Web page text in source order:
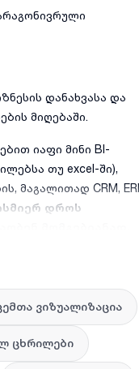
დანახვასა და
მიღებაში.
იაფი მინი BI-
თუ excel-ში),
მაგალითად CRM,
დროს
მომგებიანად,
და
ვიზუალიზაცია იწყება
ში ჩვეულებრივად –
ვიზუალიზაცია
ცხრილები